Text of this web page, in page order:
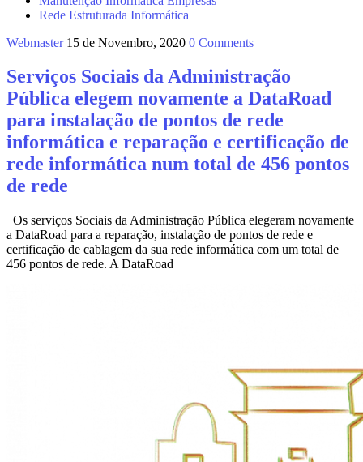
Rede Estruturada Informática
Webmaster 15 de Novembro, 2020 0 Comments
Serviços Sociais da Administração
Pública elegem novamente a DataRoad
para instalação de pontos de rede
informática e reparação e certificação de
rede informática num total de 456 pontos
de rede
Os serviços Sociais da Administração Pública elegeram novamente
a DataRoad para a reparação, instalação de pontos de rede e
certificação de cablagem da sua rede informática com um total de
456 pontos de rede. A DataRoad